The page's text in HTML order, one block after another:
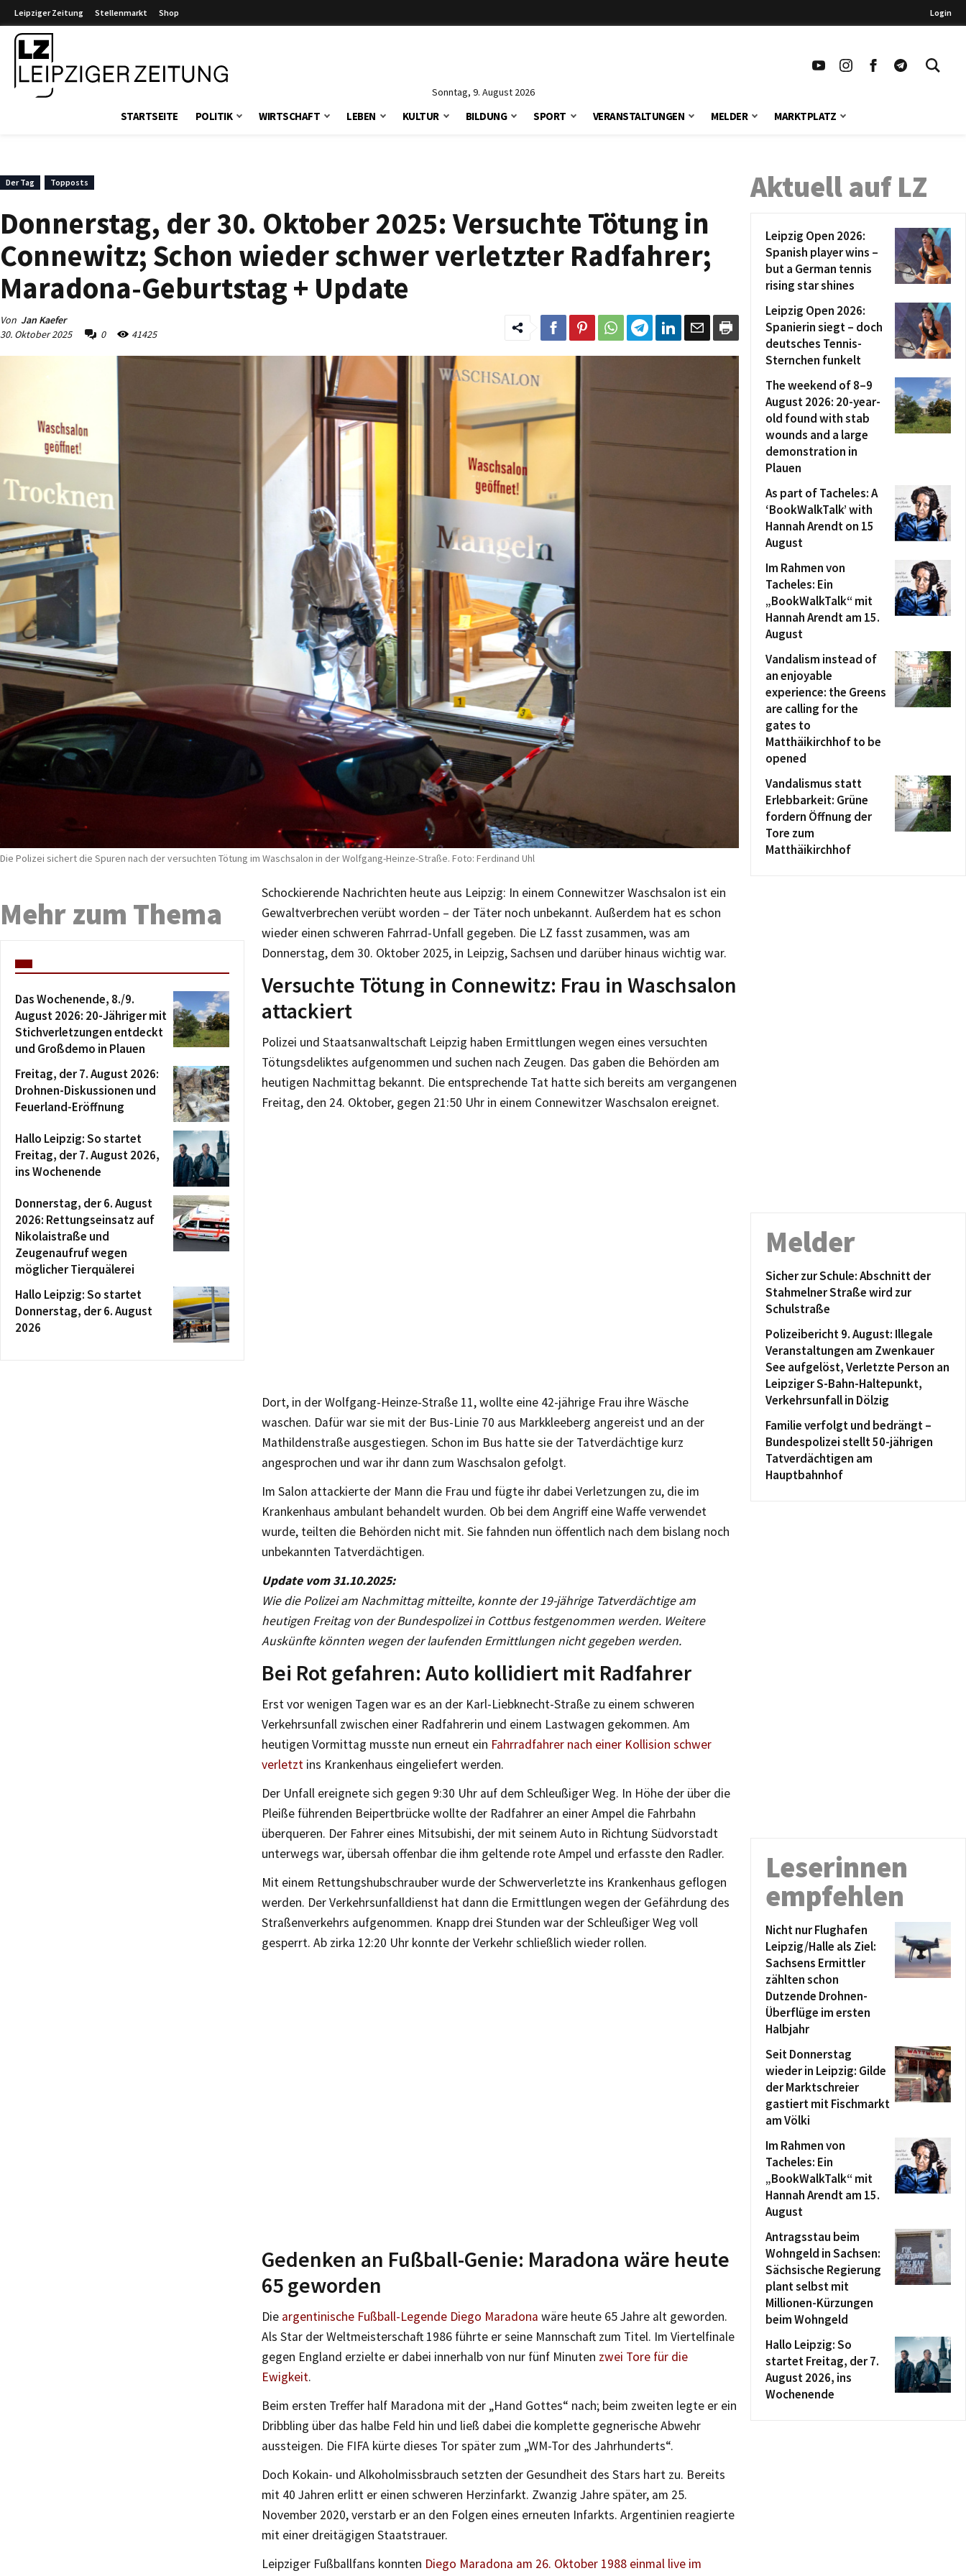
Leipziger Zeitung Stellenmarkt Shop Login
Sonntag, 9. August 2026
STARTSEITE POLITIK WIRTSCHAFT LEBEN KULTUR BILDUNG SPORT VERANSTALTUNGEN MELDER MARKTPLATZ
Der Tag Topposts
Donnerstag, der 30. Oktober 2025: Versuchte Tötung in
Connewitz; Schon wieder schwer verletzter Radfahrer;
Maradona-Geburtstag + Update
Von Jan Kaefer
30. Oktober 2025
0 41425
Die Polizei sichert die Spuren nach der versuchten Tötung im Waschsalon in der Wolfgang-Heinze-Straße. Foto: Ferdinand Uhl
Schockierende Nachrichten heute aus Leipzig: In einem Connewitzer Waschsalon ist ein
Gewaltverbrechen verübt worden – der Täter noch unbekannt. Außerdem hat es schon
wieder einen schweren Fahrrad-Unfall gegeben. Die LZ fasst zusammen, was am
Donnerstag, dem 30. Oktober 2025, in Leipzig, Sachsen und darüber hinaus wichtig war.
Versuchte Tötung in Connewitz: Frau in Waschsalon
attackiert
Polizei und Staatsanwaltschaft Leipzig haben Ermittlungen wegen eines versuchten
Tötungsdeliktes aufgenommen und suchen nach Zeugen. Das gaben die Behörden am
heutigen Nachmittag bekannt. Die entsprechende Tat hatte sich bereits am vergangenen
Freitag, den 24. Oktober, gegen 21:50 Uhr in einem Connewitzer Waschsalon ereignet.
Dort, in der Wolfgang-Heinze-Straße 11, wollte eine 42-jährige Frau ihre Wäsche
waschen. Dafür war sie mit der Bus-Linie 70 aus Markkleeberg angereist und an der
Mathildenstraße ausgestiegen. Schon im Bus hatte sie der Tatverdächtige kurz
angesprochen und war ihr dann zum Waschsalon gefolgt.
Im Salon attackierte der Mann die Frau und fügte ihr dabei Verletzungen zu, die im
Krankenhaus ambulant behandelt wurden. Ob bei dem Angriff eine Waffe verwendet
wurde, teilten die Behörden nicht mit. Sie fahnden nun öffentlich nach dem bislang noch
unbekannten Tatverdächtigen.
Update vom 31.10.2025:
Wie die Polizei am Nachmittag mitteilte, konnte der 19-jährige Tatverdächtige am
heutigen Freitag von der Bundespolizei in Cottbus festgenommen werden. Weitere
Auskünfte könnten wegen der laufenden Ermittlungen nicht gegeben werden.
Bei Rot gefahren: Auto kollidiert mit Radfahrer
Erst vor wenigen Tagen war es an der Karl-Liebknecht-Straße zu einem schweren
Verkehrsunfall zwischen einer Radfahrerin und einem Lastwagen gekommen. Am
heutigen Vormittag musste nun erneut ein Fahrradfahrer nach einer Kollision schwer
verletzt ins Krankenhaus eingeliefert werden.
Der Unfall ereignete sich gegen 9:30 Uhr auf dem Schleußiger Weg. In Höhe der über die
Pleiße führenden Beipertbrücke wollte der Radfahrer an einer Ampel die Fahrbahn
überqueren. Der Fahrer eines Mitsubishi, der mit seinem Auto in Richtung Südvorstadt
unterwegs war, übersah offenbar die ihm geltende rote Ampel und erfasste den Radler.
Mit einem Rettungshubschrauber wurde der Schwerverletzte ins Krankenhaus geflogen
werden. Der Verkehrsunfalldienst hat dann die Ermittlungen wegen der Gefährdung des
Straßenverkehrs aufgenommen. Knapp drei Stunden war der Schleußiger Weg voll
gesperrt. Ab zirka 12:20 Uhr konnte der Verkehr schließlich wieder rollen.
Gedenken an Fußball-Genie: Maradona wäre heute
65 geworden
Die argentinische Fußball-Legende Diego Maradona wäre heute 65 Jahre alt geworden.
Als Star der Weltmeisterschaft 1986 führte er seine Mannschaft zum Titel. Im Viertelfinale
gegen England erzielte er dabei innerhalb von nur fünf Minuten zwei Tore für die
Ewigkeit.
Beim ersten Treffer half Maradona mit der „Hand Gottes“ nach; beim zweiten legte er ein
Dribbling über das halbe Feld hin und ließ dabei die komplette gegnerische Abwehr
aussteigen. Die FIFA kürte dieses Tor später zum „WM-Tor des Jahrhunderts“.
Doch Kokain- und Alkoholmissbrauch setzten der Gesundheit des Stars hart zu. Bereits
mit 40 Jahren erlitt er einen schweren Herzinfarkt. Zwanzig Jahre später, am 25.
November 2020, verstarb er an den Folgen eines erneuten Infarkts. Argentinien reagierte
mit einer dreitägigen Staatstrauer.
Leipziger Fußballfans konnten Diego Maradona am 26. Oktober 1988 einmal live im
Mehr zum Thema
Das Wochenende, 8./9.
August 2026: 20-Jähriger mit
Stichverletzungen entdeckt
und Großdemo in Plauen
Freitag, der 7. August 2026:
Drohnen-Diskussionen und
Feuerland-Eröffnung
Hallo Leipzig: So startet
Freitag, der 7. August 2026,
ins Wochenende
Donnerstag, der 6. August
2026: Rettungseinsatz auf
Nikolaistraße und
Zeugenaufruf wegen
möglicher Tierquälerei
Hallo Leipzig: So startet
Donnerstag, der 6. August
2026
Aktuell auf LZ
Leipzig Open 2026:
Spanish player wins –
but a German tennis
rising star shines
Leipzig Open 2026:
Spanierin siegt – doch
deutsches Tennis-
Sternchen funkelt
The weekend of 8–9
August 2026: 20-year-
old found with stab
wounds and a large
demonstration in
Plauen
As part of Tacheles: A
‘BookWalkTalk’ with
Hannah Arendt on 15
August
Im Rahmen von
Tacheles: Ein
„BookWalkTalk“ mit
Hannah Arendt am 15.
August
Vandalism instead of
an enjoyable
experience: the Greens
are calling for the
gates to
Matthäikirchhof to be
opened
Vandalismus statt
Erlebbarkeit: Grüne
fordern Öffnung der
Tore zum
Matthäikirchhof
Melder
Sicher zur Schule: Abschnitt der
Stahmelner Straße wird zur
Schulstraße
Polizeibericht 9. August: Illegale
Veranstaltungen am Zwenkauer
See aufgelöst, Verletzte Person an
Leipziger S-Bahn-Haltepunkt,
Verkehrsunfall in Dölzig
Familie verfolgt und bedrängt –
Bundespolizei stellt 50-jährigen
Tatverdächtigen am
Hauptbahnhof
Leserinnen
empfehlen
Nicht nur Flughafen
Leipzig/Halle als Ziel:
Sachsens Ermittler
zählten schon
Dutzende Drohnen-
Überflüge im ersten
Halbjahr
Seit Donnerstag
wieder in Leipzig: Gilde
der Marktschreier
gastiert mit Fischmarkt
am Völki
Im Rahmen von
Tacheles: Ein
„BookWalkTalk“ mit
Hannah Arendt am 15.
August
Antragsstau beim
Wohngeld in Sachsen:
Sächsische Regierung
plant selbst mit
Millionen-Kürzungen
beim Wohngeld
Hallo Leipzig: So
startet Freitag, der 7.
August 2026, ins
Wochenende